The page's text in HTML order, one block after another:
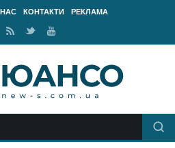
КОНТАКТИ РЕКЛАМА
RSS
стрічка
Ми
Наш
канал